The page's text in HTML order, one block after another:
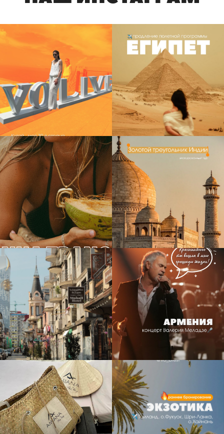
3 15
14 2 1
23 1 15 1
23